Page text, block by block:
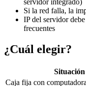
servidor integrado)
Si la red falla, la
IP del servidor
frecuentes
¿Cuál elegir?
Situación
Caja fija con